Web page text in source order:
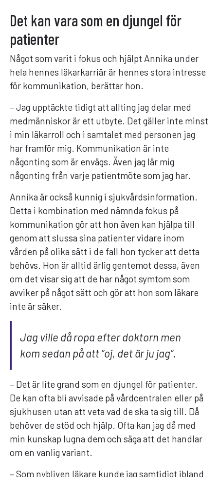
Det kan vara som en djungel för
patienter
Något som varit i fokus och hjälpt Annika under
hela hennes läkarkarriär är hennes stora intresse
för kommunikation, berättar hon.
– Jag upptäckte tidigt att allting jag delar med
medmänniskor är ett utbyte. Det gäller inte minst
i min läkarroll och i samtalet med personen jag
har framför mig. Kommunikation är inte
någonting som är envägs. Även jag lär mig
någonting från varje patientmöte som jag har.
Annika är också kunnig i sjukvårdsinformation.
Detta i kombination med nämnda fokus på
kommunikation gör att hon även kan hjälpa till
genom att slussa sina patienter vidare inom
vården på olika sätt i de fall hon tycker att detta
behövs. Hon är alltid ärlig gentemot dessa, även
om det visar sig att de har något symtom som
avviker på något sätt och gör att hon som läkare
inte är säker.
Jag ville då ropa efter doktorn men
kom sedan på att ”oj, det är ju jag”.
– Det är lite grand som en djungel för patienter.
De kan ofta bli avvisade på vårdcentralen eller på
sjukhusen utan att veta vad de ska ta sig till. Då
behöver de stöd och hjälp. Ofta kan jag då med
min kunskap lugna dem och säga att det handlar
om en vanlig variant.
– Som nybliven läkare kunde jag samtidigt ibland